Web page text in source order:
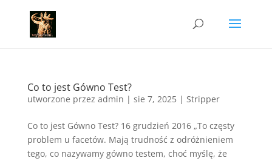
Co to jest Gówno Test?
utworzone przez admin | sie 7, 2025| Stripper
Co to jest Gówno Test? 16 grudzień 2016 „To częsty
problem u facetów. Mają trudność z odróżnieniem
tego, co nazywamy gówno testem, choć myślę, że